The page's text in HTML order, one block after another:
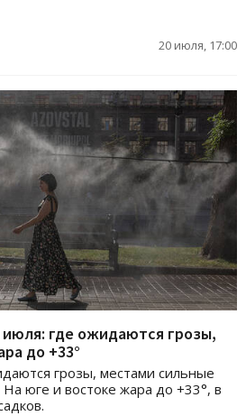
20 июля, 17:00
июля: где ожидаются грозы,
до +33°
грозы, местами сильные
юге и востоке жара до +33°, в